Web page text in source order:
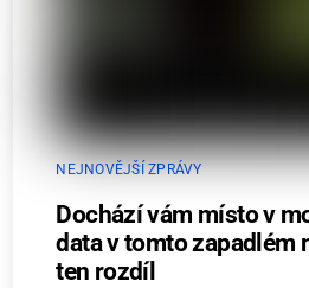
NEJNOVĚJŠÍ ZPRÁVY
Dochází vám místo v
data v tomto zapadlém
ten rozdíl